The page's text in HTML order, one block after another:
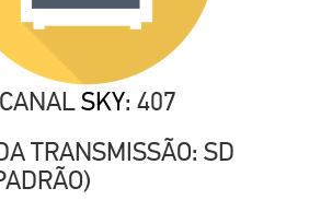
SKY: 407
TRANSMISSÃO: SD